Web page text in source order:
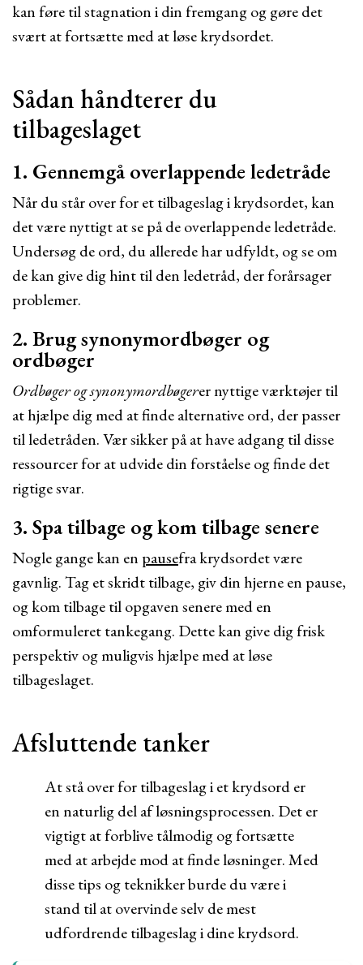
kan føre til stagnation i din fremgang og gøre det
svært at fortsætte med at løse krydsordet.
Sådan håndterer du
tilbageslaget
1. Gennemgå overlappende ledetråde
Når du står over for et tilbageslag i krydsordet, kan
det være nyttigt at se på de overlappende ledetråde.
Undersøg de ord, du allerede har udfyldt, og se om
de kan give dig hint til den ledetråd, der forårsager
problemer.
2. Brug synonymordbøger og
ordbøger
Ordbøger og synonymordbøgerer nyttige værktøjer til
at hjælpe dig med at finde alternative ord, der passer
til ledetråden. Vær sikker på at have adgang til disse
ressourcer for at udvide din forståelse og finde det
rigtige svar.
3. Spa tilbage og kom tilbage senere
Nogle gange kan en pausefra krydsordet være
gavnlig. Tag et skridt tilbage, giv din hjerne en pause,
og kom tilbage til opgaven senere med en
omformuleret tankegang. Dette kan give dig frisk
perspektiv og muligvis hjælpe med at løse
tilbageslaget.
Afsluttende tanker
At stå over for tilbageslag i et krydsord er
en naturlig del af løsningsprocessen. Det er
vigtigt at forblive tålmodig og fortsætte
med at arbejde mod at finde løsninger. Med
disse tips og teknikker burde du være i
stand til at overvinde selv de mest
udfordrende tilbageslag i dine krydsord.